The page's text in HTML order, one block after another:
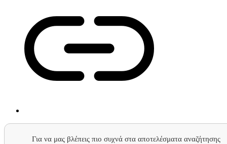
Για να μας βλέπεις πιο συχνά στα αποτελέσματα αναζήτησης